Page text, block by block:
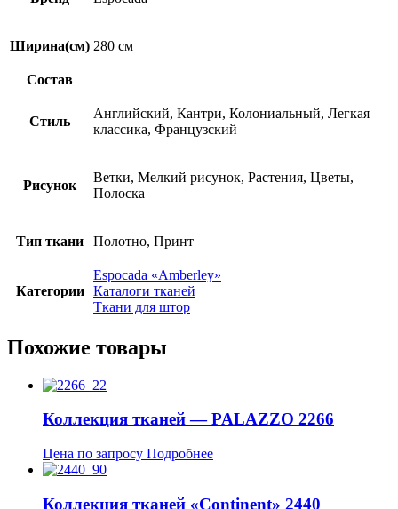
Ширина(см) 280 см
Состав
Стиль
Английский, Кантри, Колониальный, Легкая
классика, Французский
Рисунок
Ветки, Мелкий рисунок, Растения, Цветы,
Полоска
Тип ткани Полотно, Принт
Категории
Espocadа «Amberley»
Каталоги тканей
Ткани для штор
Похожие товары
Коллекция тканей — PALAZZO 2266
Цена по запросу Подробнее
Коллекция тканей «Continent» 2440